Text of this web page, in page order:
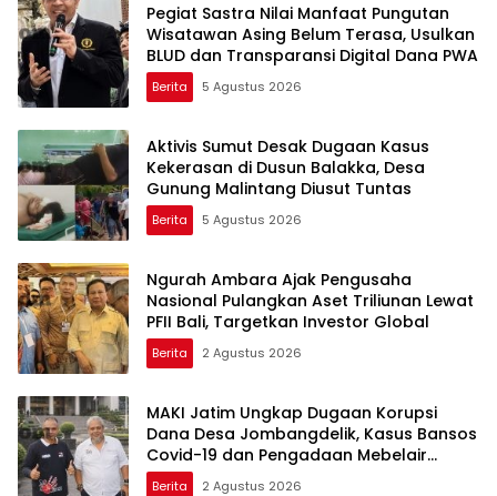
Pegiat Sastra Nilai Manfaat Pungutan
Wisatawan Asing Belum Terasa, Usulkan
BLUD dan Transparansi Digital Dana PWA
Berita 5 Agustus 2026
Aktivis Sumut Desak Dugaan Kasus
Kekerasan di Dusun Balakka, Desa
Gunung Malintang Diusut Tuntas
Berita 5 Agustus 2026
Ngurah Ambara Ajak Pengusaha
Nasional Pulangkan Aset Triliunan Lewat
PFII Bali, Targetkan Investor Global
Berita 2 Agustus 2026
MAKI Jatim Ungkap Dugaan Korupsi
Dana Desa Jombangdelik, Kasus Bansos
Covid-19 dan Pengadaan Mebelair
Segera Dilaporkan ke Kejati Jatim
Berita 2 Agustus 2026